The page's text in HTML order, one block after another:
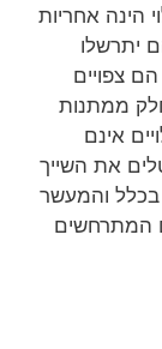
הינה אחריות
יתרשלו
צפויים
ממתנות
אינם
את השייך
בכלל והמעשר
המתרחשים